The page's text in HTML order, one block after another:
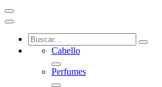
Cabello
Perfumes